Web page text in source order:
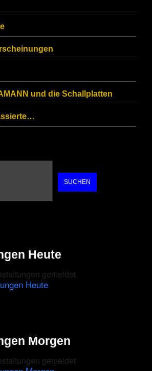
und die Schallplatten
SUCHEN
Heute
gemeldet
Heute
Morgen
gemeldet